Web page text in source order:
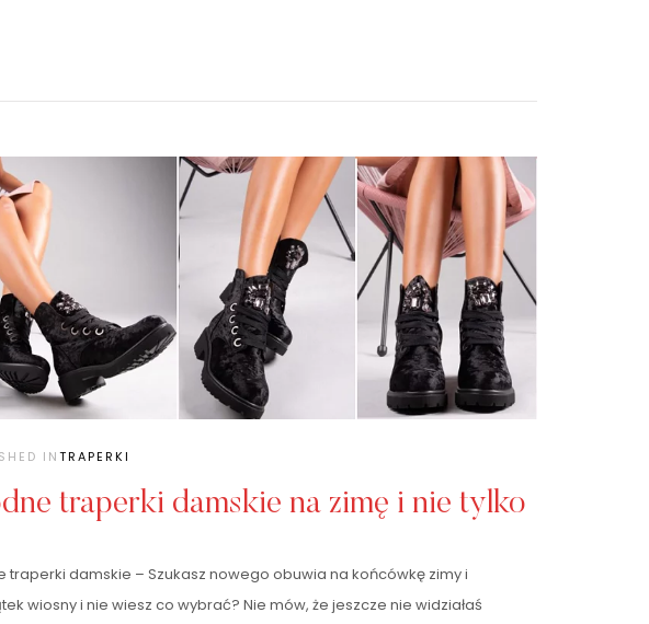
INTRAPERKI
traperki damskie na zimę i nie tylko
traperki damskie – Szukasz nowego obuwia na końcówkę zimy i
wiosny i nie wiesz co wybrać? Nie mów, że jeszcze nie widziałaś